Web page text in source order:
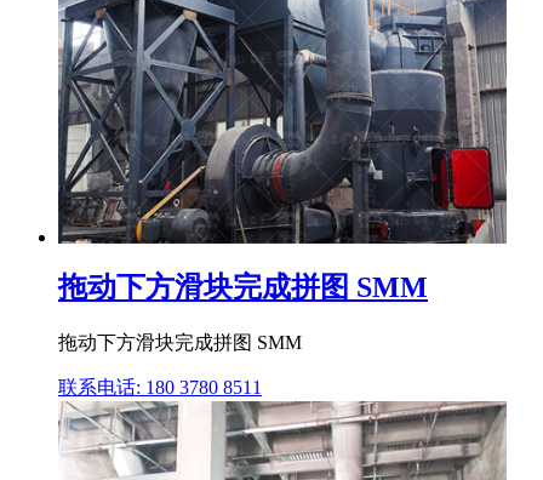
拖动下方滑块完成拼图 SMM
拖动下方滑块完成拼图 SMM
联系电话: 180 3780 8511